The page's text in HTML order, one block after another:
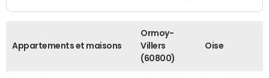
Appartements et maisons
Ormoy-
Villers
(60800)
Oise